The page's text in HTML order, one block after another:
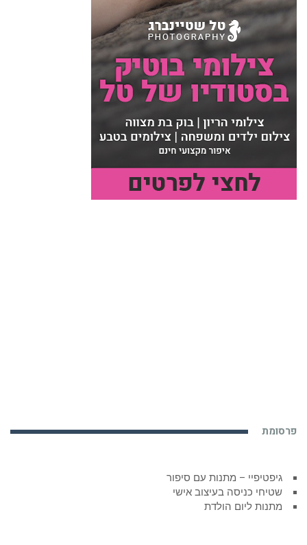
פרסומת
גיפטיפיי – מתנות עם סיפור
שטיחי כניסה בעיצוב אישי
מתנות ליום הולדת